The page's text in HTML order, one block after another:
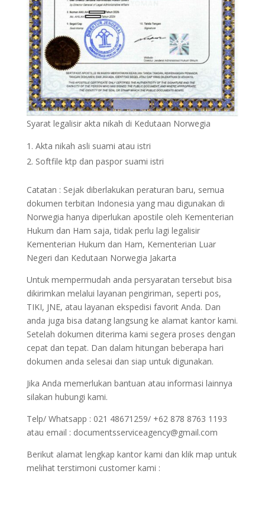
Syarat legalisir akta nikah di Kedutaan Norwegia
Akta nikah asli suami atau istri
Softfile ktp dan paspor suami istri
Catatan : Sejak diberlakukan peraturan baru, semua
dokumen terbitan Indonesia yang mau digunakan di
Norwegia hanya diperlukan apostile oleh Kementerian
Hukum dan Ham saja, tidak perlu lagi legalisir
Kementerian Hukum dan Ham, Kementerian Luar
Negeri dan Kedutaan Norwegia Jakarta
Untuk mempermudah anda persyaratan tersebut bisa
dikirimkan melalui layanan pengiriman, seperti pos,
TIKI, JNE, atau layanan ekspedisi favorit Anda. Dan
anda juga bisa datang langsung ke alamat kantor kami.
Setelah dokumen diterima kami segera proses dengan
cepat dan tepat. Dan dalam hitungan beberapa hari
dokumen anda selesai dan siap untuk digunakan.
Jika Anda memerlukan bantuan atau informasi lainnya
silakan hubungi kami.
Telp/ Whatsapp : 021 48671259/ +62 878 8763 1193
atau email : documentsserviceagency@gmail.com
Berikut alamat lengkap kantor kami dan klik map untuk
melihat terstimoni customer kami :